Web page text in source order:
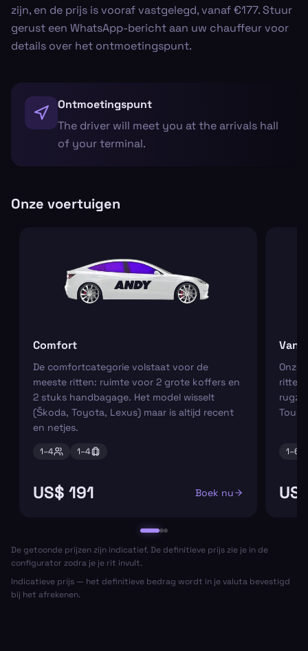
zijn, en de prijs is vooraf vastgelegd, vanaf €177. Stuur
gerust een WhatsApp-bericht aan uw chauffeur voor
details over het ontmoetingspunt.
Ontmoetingspunt
The driver will meet you at the arrivals hall
of your terminal.
Onze voertuigen
Comfort
De comfortcategorie volstaat voor de
meeste ritten: ruimte voor 2 grote koffers en
2 stuks handbagage. Het model wisselt
(Škoda, Toyota, Lexus) maar is altijd recent
en netjes.
1–4 1–4
US$ 191 Boek nu
Van
Onze
ritten
1–6
De getoonde prijzen zijn indicatief. De definitieve prijs zie je in de
configurator zodra je je rit invult.
Indicatieve prijs — het definitieve bedrag wordt in je valuta bevestigd
bij het afrekenen.